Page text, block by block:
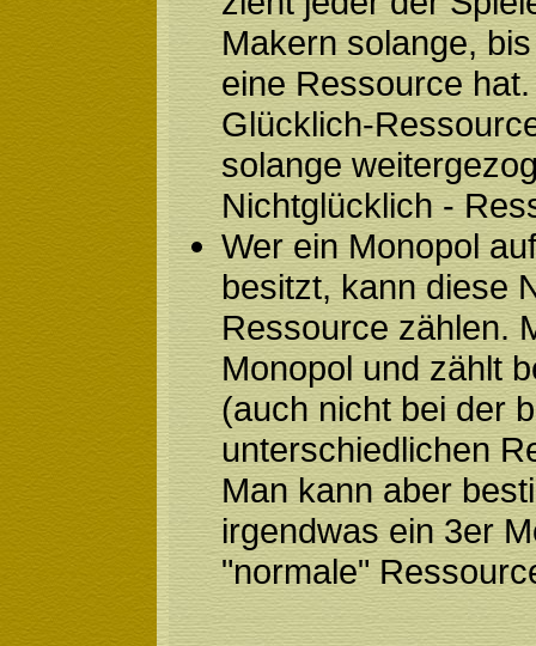
Makern solange,
eine Ressource
Glücklich-
solange
Nichtglücklich -
Wer ein Monopol
besitzt, kann diese
Ressource zählen.
Monopol und zählt
(auch nicht bei der
unterschiedlichen
Man kann aber
irgendwas ein 3er
"normale"